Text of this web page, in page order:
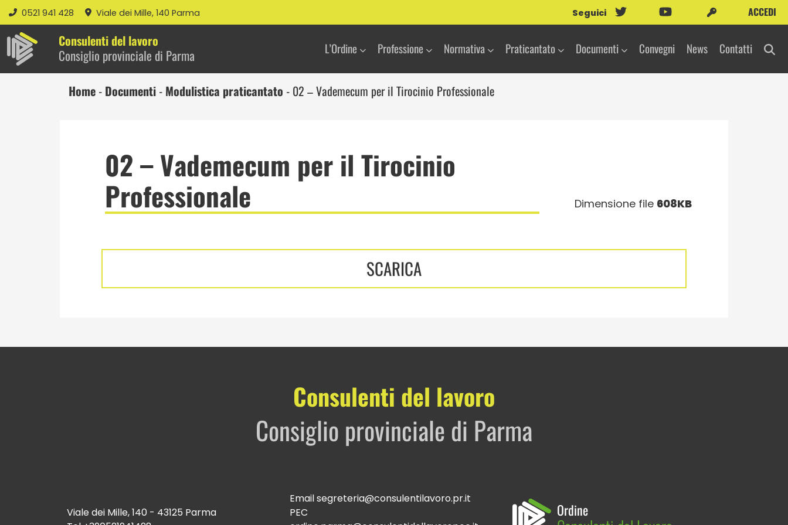
0521 941 428 Viale dei Mille, 140 Parma Seguici ACCEDI
Consulenti del lavoro
Consiglio provinciale di Parma L’Ordine Professione Normativa Praticantato Documenti Convegni News Contatti
Home - Documenti - Modulistica praticantato - 02 – Vademecum per il Tirocinio Professionale
02 – Vademecum per il Tirocinio
Professionale
Dimensione file 608KB
SCARICA
Consulenti del lavoro
Consiglio provinciale di Parma
Viale dei Mille, 140 - 43125 Parma
Emailsegreteria@consulentilavoro.pr.it
PEC
Ordine